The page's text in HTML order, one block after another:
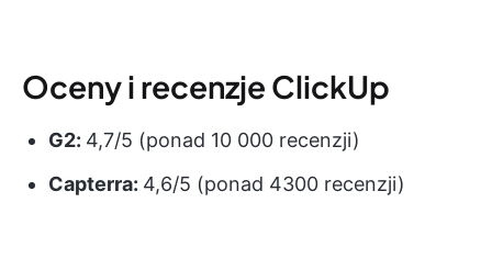
Oceny i recenzje ClickUp
G2: 4,7/5 (ponad 10 000 recenzji)
Capterra: 4,6/5 (ponad 4300 recenzji)